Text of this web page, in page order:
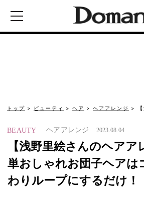
トップ ビューティ ヘア ヘアアレンジ
BEAUTY ヘアアレンジ 2023.08.04
【浅野里絵さんのヘアア
単おしゃれお団子ヘアは
わりループにするだけ！